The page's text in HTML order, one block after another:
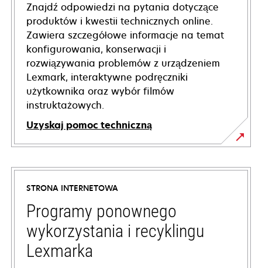
Znajdź odpowiedzi na pytania dotyczące
produktów i kwestii technicznych online.
Zawiera szczegółowe informacje na temat
konfigurowania, konserwacji i
rozwiązywania problemów z urządzeniem
Lexmark, interaktywne podręczniki
użytkownika oraz wybór filmów
instruktażowych.
Uzyskaj pomoc techniczną
opens
in
new
tab
STRONA INTERNETOWA
Programy ponownego
wykorzystania i recyklingu
Lexmarka